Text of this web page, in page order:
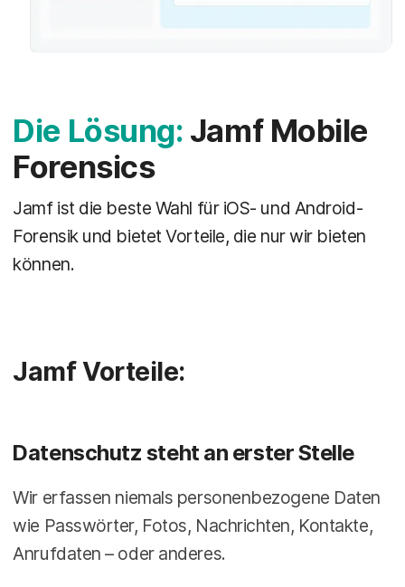
Die Lösung: Jamf Mobile
Forensics
Jamf ist die beste Wahl für iOS- und Android-
Forensik und bietet Vorteile, die nur wir bieten
können.
Jamf Vorteile:
Datenschutz steht an erster Stelle
Wir erfassen niemals personenbezogene Daten
wie Passwörter, Fotos, Nachrichten, Kontakte,
Anrufdaten – oder anderes.